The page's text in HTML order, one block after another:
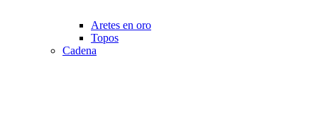
Aretes en oro
Topos
Cadena